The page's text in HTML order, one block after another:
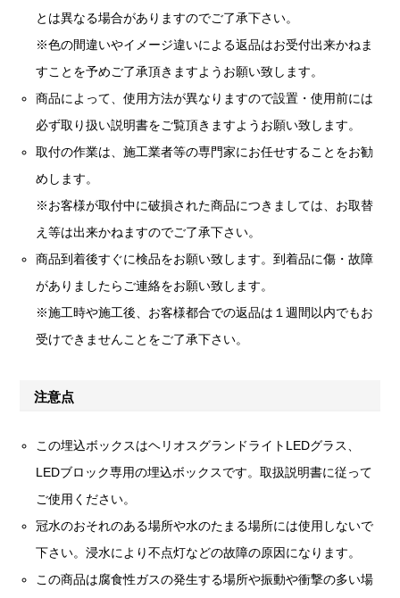
とは異なる場合がありますのでご了承下さい。
※色の間違いやイメージ違いによる返品はお受付出来かねま
すことを予めご了承頂きますようお願い致します。
商品によって、使用方法が異なりますので設置・使用前には
必ず取り扱い説明書をご覧頂きますようお願い致します。
取付の作業は、施工業者等の専門家にお任せすることをお勧
めします。
※お客様が取付中に破損された商品につきましては、お取替
え等は出来かねますのでご了承下さい。
商品到着後すぐに検品をお願い致します。到着品に傷・故障
がありましたらご連絡をお願い致します。
※施工時や施工後、お客様都合での返品は１週間以内でもお
受けできませんことをご了承下さい。
注意点
この埋込ボックスはヘリオスグランドライトLEDグラス、
LEDブロック専用の埋込ボックスです。取扱説明書に従って
ご使用ください。
冠水のおそれのある場所や水のたまる場所には使用しないで
下さい。浸水により不点灯などの故障の原因になります。
この商品は腐食性ガスの発生する場所や振動や衝撃の多い場